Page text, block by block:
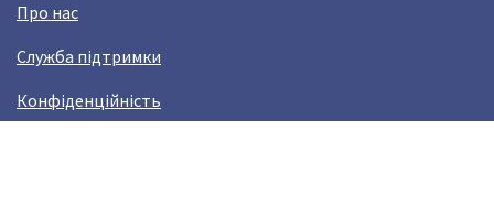
Про нас
Служба підтримки
Конфіденційність